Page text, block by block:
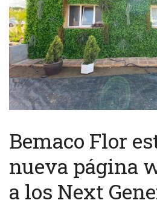
Bemaco Flor
nueva página
a los Next